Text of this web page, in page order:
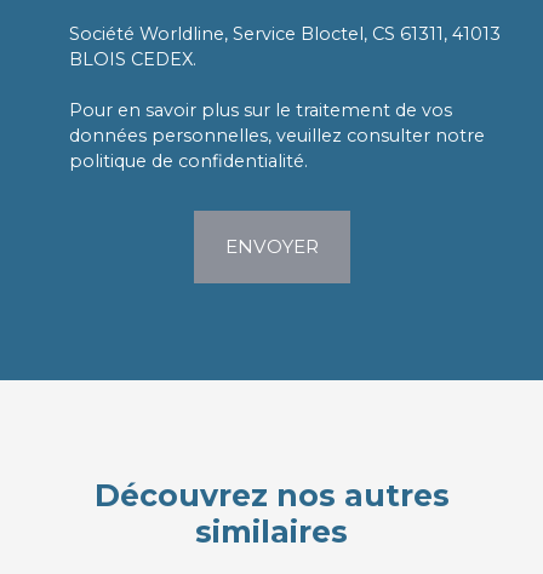
Société Worldline, Service Bloctel, CS 61311, 41013
BLOIS CEDEX.
Pour en savoir plus sur le traitement de vos
données personnelles, veuillez consulter notre
politique de confidentialité.
ENVOYER
Découvrez nos autres
similaires